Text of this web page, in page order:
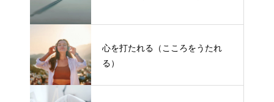
心を打たれる（こころをうたれ
る）